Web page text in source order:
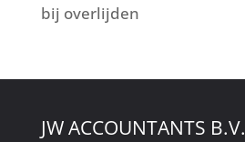
bij overlijden
JW ACCOUNTANTS B.V.